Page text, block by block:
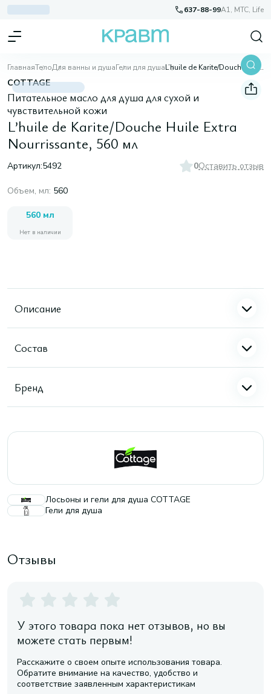
637-88-99A1, МТС, Life
ГлавнаяТелоДля ванны и душаГели для душа L’huile de Karite/Douche Huile Extra Nourrissante, 560 мл
COTTAGE
Питательное масло для душа для сухой и
чувствительной кожи
L’huile de Karite/Douche Huile Extra
Nourrissante, 560 мл
Артикул:5492 0Оставить отзыв
Объем, мл: 560
560 мл
Нет в наличии
Описание
Состав
Бренд
Лосьоны и гели для душа COTTAGE
Гели для душа
Отзывы
У этого товара пока нет отзывов, но вы
можете стать первым!
Расскажите о своем опыте использования товара.
Обратите внимание на качество, удобство и
соответствие заявленным характеристикам